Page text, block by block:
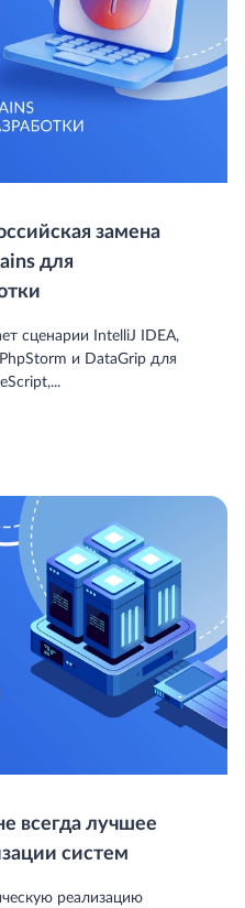
замена
для
сценарии IntelliJ IDEA,
и DataGrip для
всегда лучшее
систем
реализацию